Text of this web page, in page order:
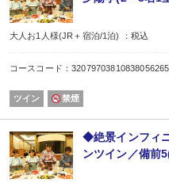
※表示は割引後の金額です。
〜宿泊者様限定特典♪〜
★１）【はわい海水浴場】駐車場無
※配布期間：2026年7月10日〜8月
★２）お子様に【花火セット引換券
夏の想い出に♪当館より徒歩2分の広
・添い寝のお子様除く／引き換えは
※配布期間：2026年7月18日〜8月
■ご朝食■
鳥取の食材を好きなだけ楽しめる和
ぼくもわたしも、パパもママも好き
・ライブキッチンで作るできたての
大人お1人様(JR＋宿泊/1泊) ：税込
コースコード：
ツイン 禁煙
◆絶景インフィ
ンツイン／備前